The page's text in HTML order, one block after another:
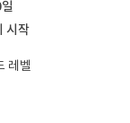
시작
레벨